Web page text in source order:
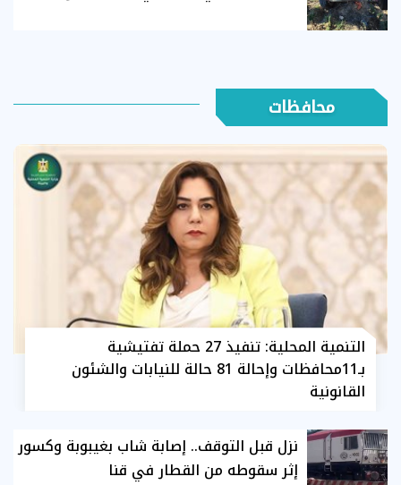
محافظات
التنمية المحلية: تنفيذ 27 حملة تفتيشية
بـ11محافظات وإحالة 81 حالة للنيابات والشئون
القانونية
نزل قبل التوقف.. إصابة شاب بغيبوبة وكسور
إثر سقوطه من القطار في قنا